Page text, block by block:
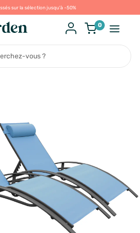
sur la sélection jusqu'à -50%
0